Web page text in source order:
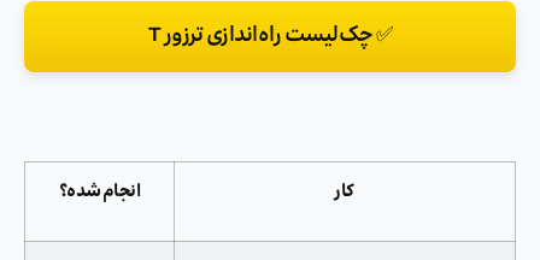
✅ چک‌لیست راه‌اندازی ترزور T
کار انجام شده؟